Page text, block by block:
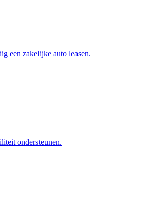
een zakelijke auto leasen.
ondersteunen.